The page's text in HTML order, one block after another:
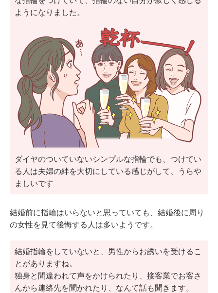
ようになりました。
ダイヤのついていないシンプルな指輪でも、つけてい
る人は夫婦の絆を大切にしている感じがして、うらや
ましいです
結婚前に指輪はいらないと思っていても、結婚後に周り
の女性を見て後悔する人は多いようです。
結婚指輪をしていないと、男性からお誘いを受けるこ
とがありますね。
独身と間違われて声をかけられたり、接客業でお客さ
んから連絡先を聞かれたり、なんて話も聞きます。